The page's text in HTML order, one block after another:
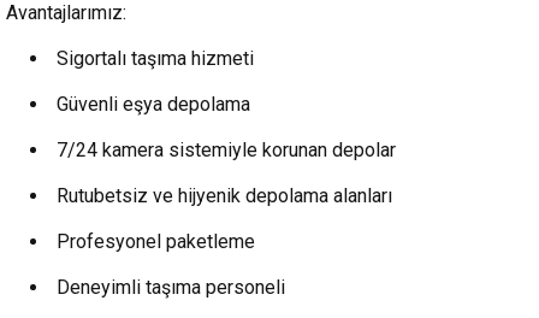
Avantajlarımız:
Sigortalı taşıma hizmeti
Güvenli eşya depolama
7/24 kamera sistemiyle korunan depolar
Rutubetsiz ve hijyenik depolama alanları
Profesyonel paketleme
Deneyimli taşıma personeli